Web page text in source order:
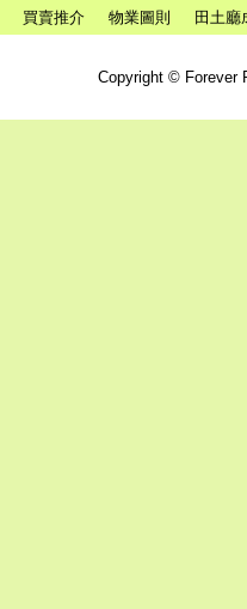
買賣推介 物業圖則 田土廳
Copyright © Forever